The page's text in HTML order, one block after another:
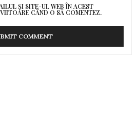
ȘI SITE-UL WEB ÎN ACEST
CÂND O SĂ COMENTEZ.